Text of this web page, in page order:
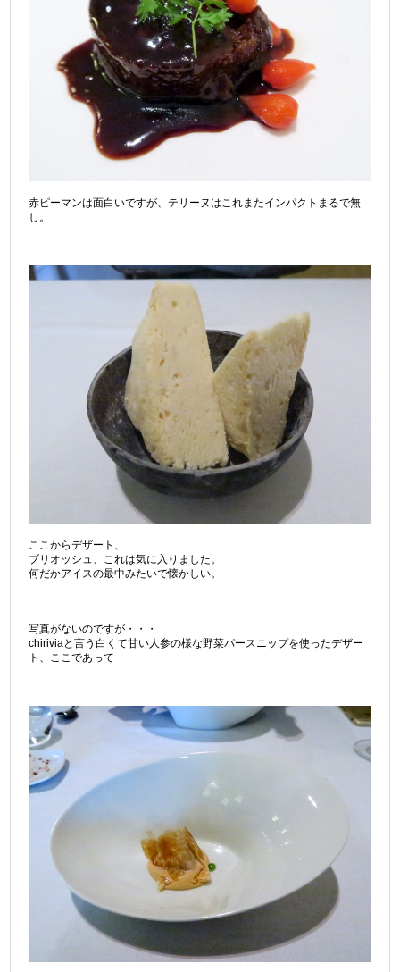
赤ピーマンは面白いですが、テリーヌはこれまたインパクトまるで無
し。
ここからデザート、
ブリオッシュ、これは気に入りました。
何だかアイスの最中みたいで懐かしい。
写真がないのですが・・・
chiriviaと言う白くて甘い人参の様な野菜パースニップを使ったデザー
ト、ここであって